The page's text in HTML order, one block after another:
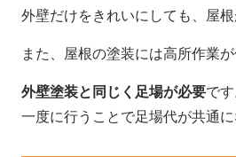
外壁だけをきれいにしても、屋
また、屋根の塗装には高所作業が
外壁塗装と同じく足場が必要です
一度に行うことで足場代が共通